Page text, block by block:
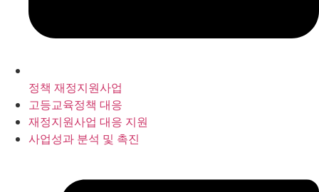
정책 재정지원사업
고등교육정책 대응
재정지원사업 대응 지원
사업성과 분석 및 촉진